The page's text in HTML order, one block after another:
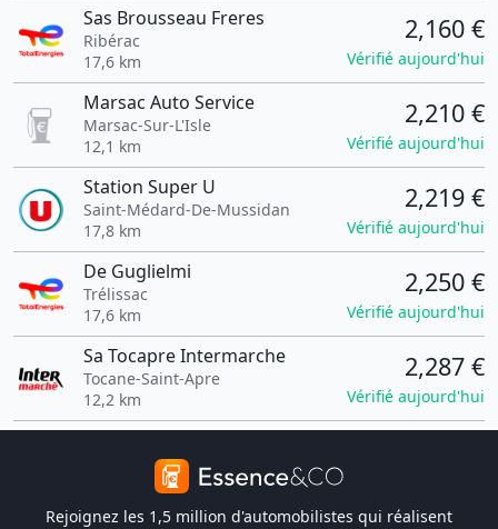
Sas Brousseau Freres
Ribérac
17,6 km
2,160 €
Vérifié aujourd'hui
Marsac Auto Service
Marsac-Sur-L'Isle
12,1 km
2,210 €
Vérifié aujourd'hui
Station Super U
Saint-Médard-De-Mussidan
17,8 km
2,219 €
Vérifié aujourd'hui
De Guglielmi
Trélissac
17,6 km
2,250 €
Vérifié aujourd'hui
Sa Tocapre Intermarche
Tocane-Saint-Apre
12,2 km
2,287 €
Vérifié aujourd'hui
Rejoignez les 1,5 million d'automobilistes qui réalisent